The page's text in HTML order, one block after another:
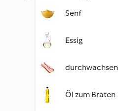
Senf
Essig
Öl zum Braten